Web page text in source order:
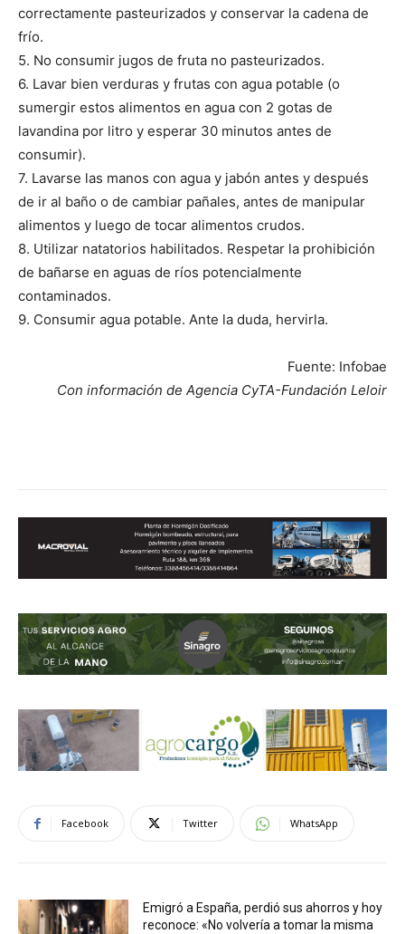
correctamente pasteurizados y conservar la cadena de
frío.
5. No consumir jugos de fruta no pasteurizados.
6. Lavar bien verduras y frutas con agua potable (o
sumergir estos alimentos en agua con 2 gotas de
lavandina por litro y esperar 30 minutos antes de
consumir).
7. Lavarse las manos con agua y jabón antes y después
de ir al baño o de cambiar pañales, antes de manipular
alimentos y luego de tocar alimentos crudos.
8. Utilizar natatorios habilitados. Respetar la prohibición
de bañarse en aguas de ríos potencialmente
contaminados.
9. Consumir agua potable. Ante la duda, hervirla.
Fuente: Infobae
Con información de Agencia CyTA-Fundación Leloir
Facebook Twitter WhatsApp
Emigró a España, perdió sus ahorros y hoy
reconoce: «No volvería a tomar la misma